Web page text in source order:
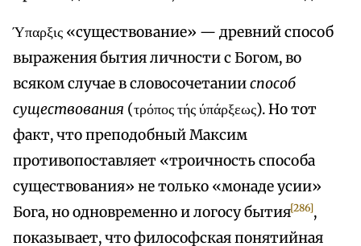
Ύπαρξις «существование» — древний способ
выражения бытия личности с Богом, во
всяком случае в словосочетанииспособ
существования (τρόπος τής ύπάρξεως). Но тот
факт, что преподобный Максим
противопоставляет «троичность способа
существования» не только «монаде усии»
Бога, но одновременно и логосу бытия[286],
показывает, что философская понятийная